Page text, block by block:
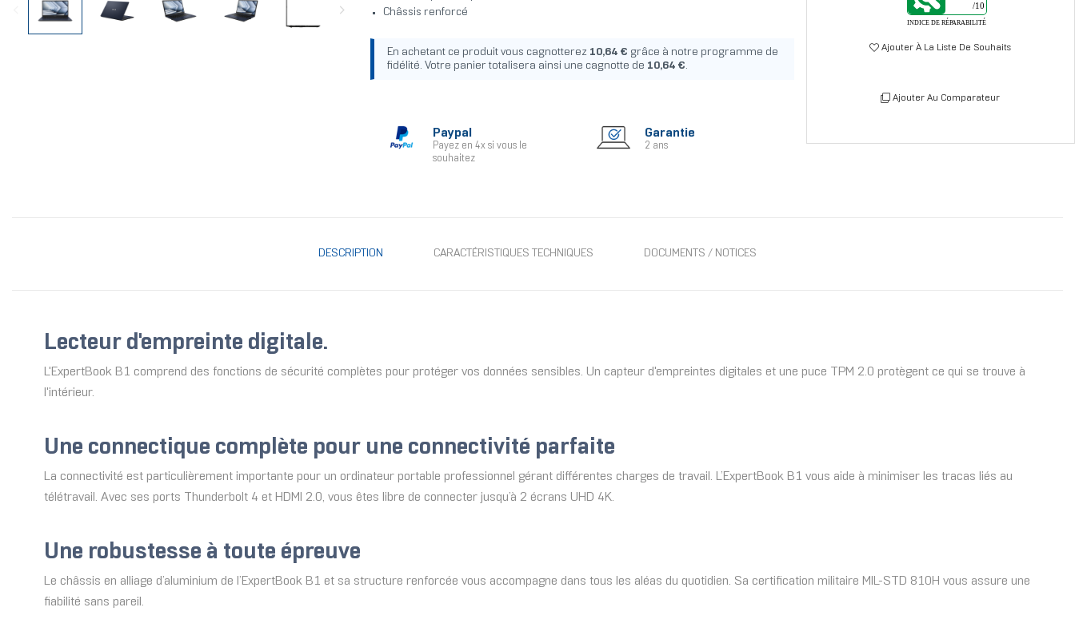
Châssis renforcé
En achetant ce produit vous cagnotterez 10,64 € grâce à notre programme de
fidélité. Votre panier totalisera ainsi une cagnotte de 10,64 €.
Paypal
Payez en 4x si vous le
souhaitez
Garantie
2 ans
/10
INDICE DE RÉPARABILITÉ
Ajouter À La Liste De Souhaits
Ajouter Au Comparateur
DESCRIPTION CARACTÉRISTIQUES TECHNIQUES DOCUMENTS / NOTICES
Lecteur d'empreinte digitale.
L'ExpertBook B1 comprend des fonctions de sécurité complètes pour protéger vos données sensibles. Un capteur d'empreintes digitales et une puce TPM 2.0 protègent ce qui se trouve à
l'intérieur.
Une connectique complète pour une connectivité parfaite
La connectivité est particulièrement importante pour un ordinateur portable professionnel gérant différentes charges de travail. L’ExpertBook B1 vous aide à minimiser les tracas liés au
télétravail. Avec ses ports Thunderbolt 4 et HDMI 2.0, vous êtes libre de connecter jusqu’à 2 écrans UHD 4K.
Une robustesse à toute épreuve
Le châssis en alliage d’aluminium de l’ExpertBook B1 et sa structure renforcée vous accompagne dans tous les aléas du quotidien. Sa certification militaire MIL-STD 810H vous assure une
fiabilité sans pareil.